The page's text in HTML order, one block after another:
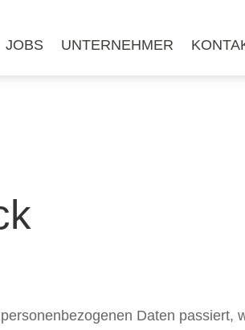
JOBS UNTERNEHMER
Daten passiert,